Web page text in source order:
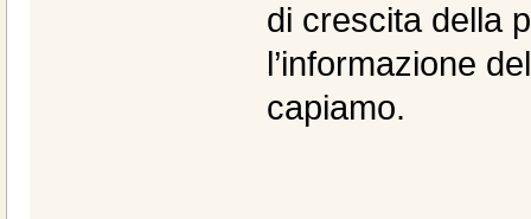
di crescita della
l’informazione
capiamo.